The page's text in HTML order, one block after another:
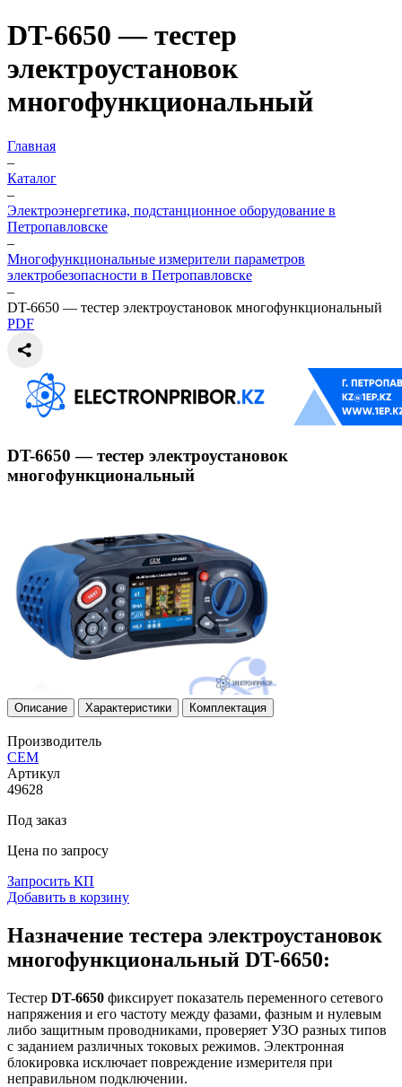
DT-6650 — тестер
электроустановок
многофункциональный
Главная
–
Каталог
–
Электроэнергетика, подстанционное оборудование в
Петропавловске
–
Многофункциональные измерители параметров
электробезопасности в Петропавловске
–
DT-6650 — тестер электроустановок многофункциональный
PDF
DT-6650 — тестер электроустановок
многофункциональный
Описание Характеристики Комплектация
Производитель
CEM
Артикул
49628
Под заказ
Цена по запросу
Запросить КП
Добавить в корзину
Назначение тестера электроустановок
многофункциональный DT-6650:
Тестер DT-6650 фиксирует показатель переменного сетевого
напряжения и его частоту между фазами, фазным и нулевым
либо защитным проводниками, проверяет УЗО разных типов
с заданием различных токовых режимов. Электронная
блокировка исключает повреждение измерителя при
неправильном подключении.